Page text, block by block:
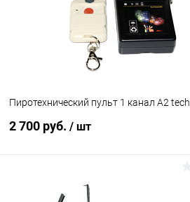
Пиротехнический пульт 1 канал A2 tech
2 700 руб. / шт